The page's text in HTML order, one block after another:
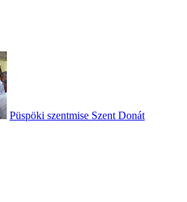
Püspöki szentmise Szent Donát